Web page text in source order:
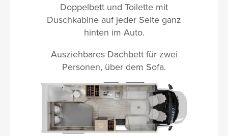
Doppelbett und Toilette mit
Duschkabine auf jeder Seite ganz
hinten im Auto.
Ausziehbares Dachbett für zwei
Personen, über dem Sofa.